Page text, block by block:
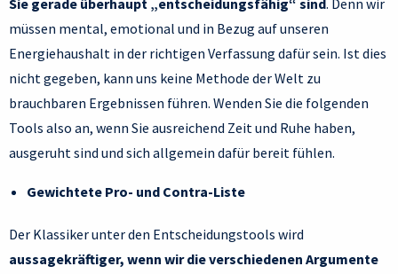
Sie gerade überhaupt „entscheidungsfähig“ sind. Denn wir
müssen mental, emotional und in Bezug auf unseren
Energiehaushalt in der richtigen Verfassung dafür sein. Ist dies
nicht gegeben, kann uns keine Methode der Welt zu
brauchbaren Ergebnissen führen. Wenden Sie die folgenden
Tools also an, wenn Sie ausreichend Zeit und Ruhe haben,
ausgeruht sind und sich allgemein dafür bereit fühlen.
Gewichtete Pro- und Contra-Liste
Der Klassiker unter den Entscheidungstools wird
aussagekräftiger, wenn wir die verschiedenen Argumente